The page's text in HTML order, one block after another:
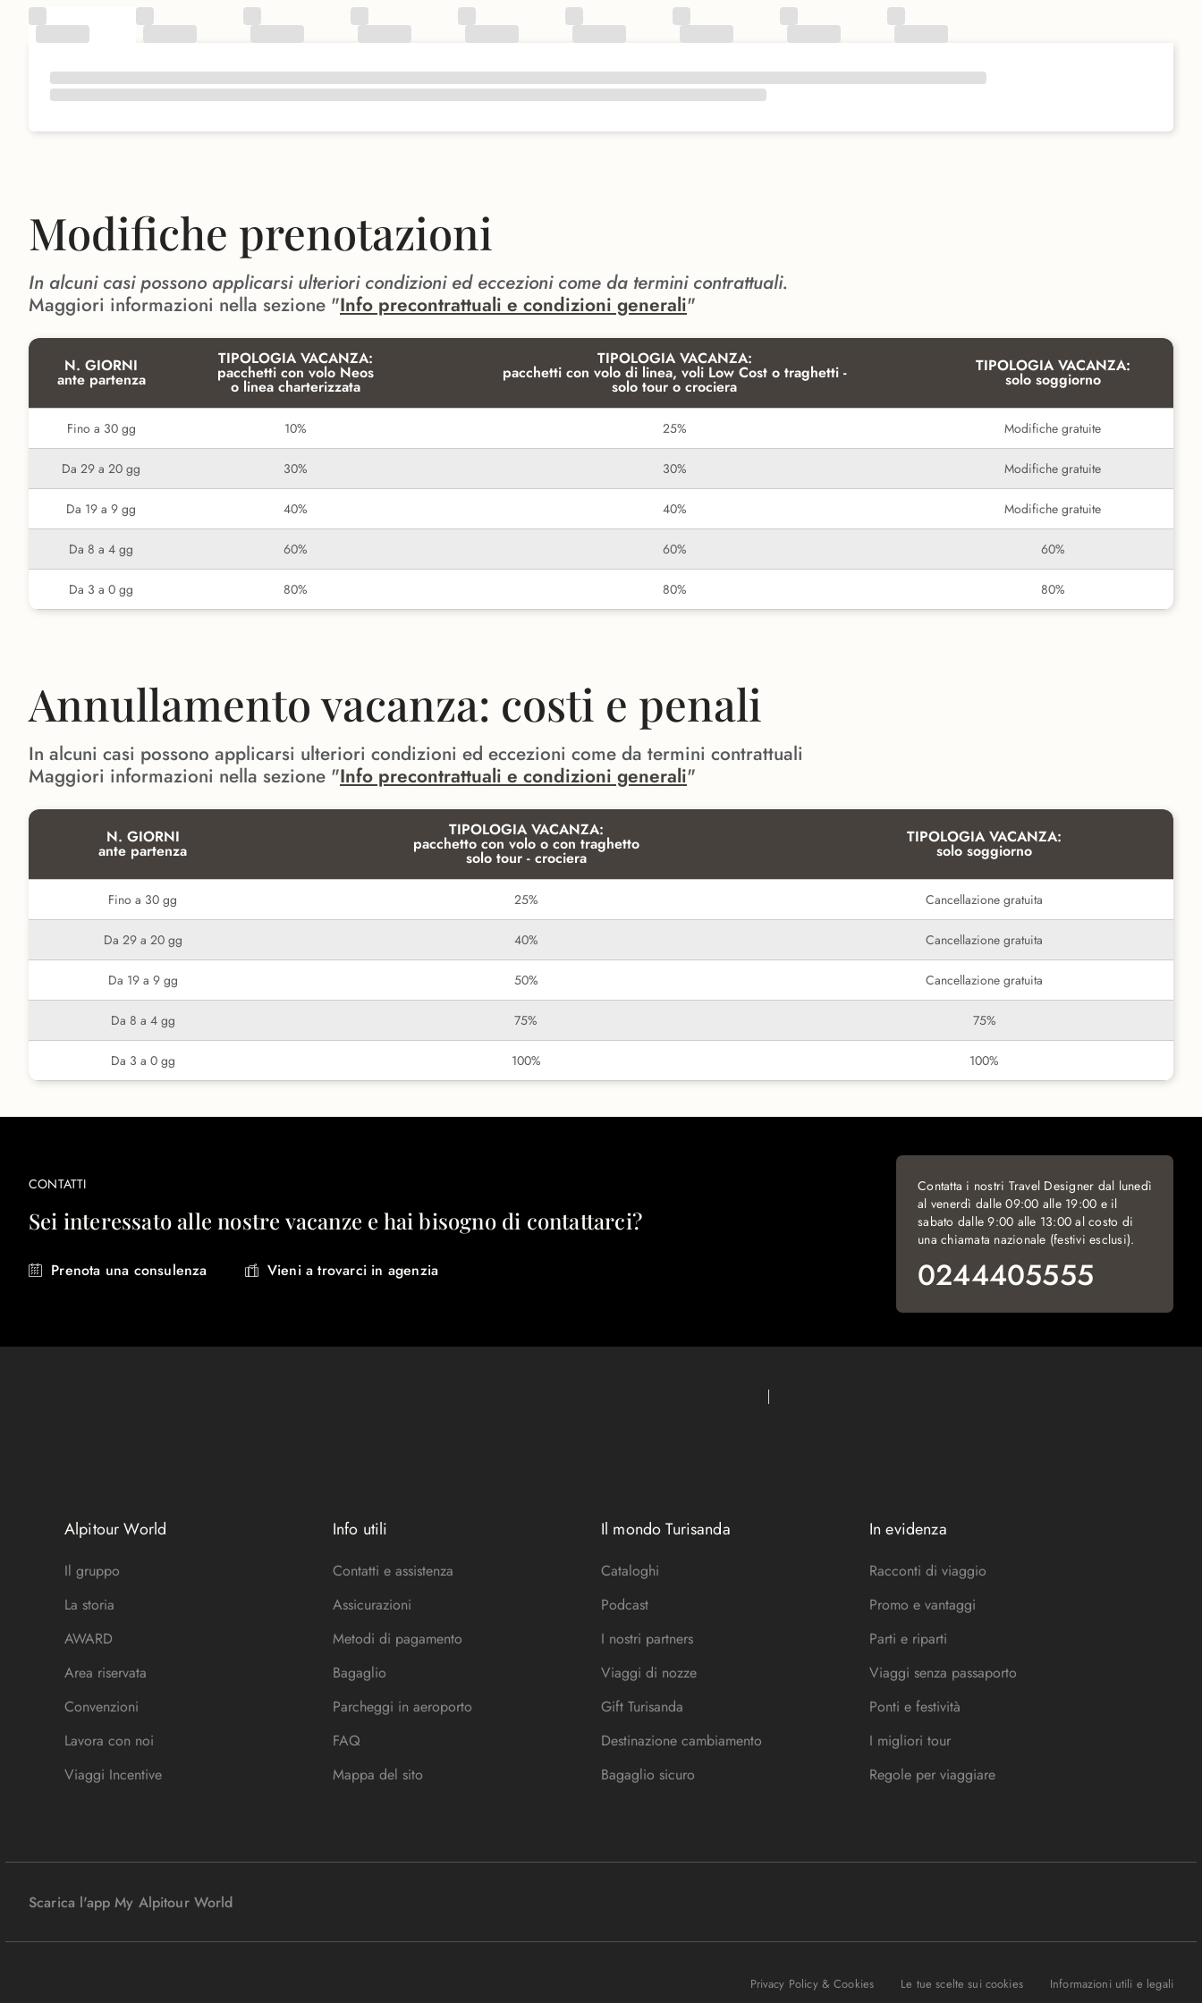
Modifiche prenotazioni
In alcuni casi possono applicarsi ulteriori condizioni ed eccezioni come da termini contrattuali.
Maggiori informazioni nella sezione "Info precontrattuali e condizioni generali"
N. GIORNI
ante partenza
TIPOLOGIA VACANZA:
pacchetti con volo Neos
o linea charterizzata
TIPOLOGIA VACANZA:
pacchetti con volo di linea, voli Low Cost o traghetti -
solo tour o crociera
TIPOLOGIA VACANZA:
solo soggiorno
Fino a 30 gg 10% 25% Modifiche gratuite
Da 29 a 20 gg 30% 30% Modifiche gratuite
Da 19 a 9 gg 40% 40% Modifiche gratuite
Da 8 a 4 gg 60% 60% 60%
Da 3 a 0 gg 80% 80% 80%
Annullamento vacanza: costi e penali
In alcuni casi possono applicarsi ulteriori condizioni ed eccezioni come da termini contrattuali
Maggiori informazioni nella sezione "Info precontrattuali e condizioni generali"
N. GIORNI
ante partenza
TIPOLOGIA VACANZA:
pacchetto con volo o con traghetto
solo tour - crociera
TIPOLOGIA VACANZA:
solo soggiorno
Fino a 30 gg 25% Cancellazione gratuita
Da 29 a 20 gg 40% Cancellazione gratuita
Da 19 a 9 gg 50% Cancellazione gratuita
Da 8 a 4 gg 75% 75%
Da 3 a 0 gg 100% 100%
CONTATTI
Sei interessato alle nostre vacanze e hai bisogno di contattarci?
Prenota una consulenza Vieni a trovarci in agenzia
Contatta i nostri Travel Designer dal lunedì
al venerdì dalle 09:00 alle 19:00 e il
sabato dalle 9:00 alle 13:00 al costo di
una chiamata nazionale (festivi esclusi).
0244405555
Alpitour World
Il gruppo
La storia
AWARD
Area riservata
Convenzioni
Lavora con noi
Viaggi Incentive
Info utili
Contatti e assistenza
Assicurazioni
Metodi di pagamento
Bagaglio
Parcheggi in aeroporto
FAQ
Mappa del sito
Il mondo Turisanda
Cataloghi
Podcast
I nostri partners
Viaggi di nozze
Gift Turisanda
Destinazione cambiamento
Bagaglio sicuro
In evidenza
Racconti di viaggio
Promo e vantaggi
Parti e riparti
Viaggi senza passaporto
Ponti e festività
I migliori tour
Regole per viaggiare
Scarica l'app My Alpitour World
Privacy Policy & Cookies Le tue scelte sui cookies Informazioni utili e legali